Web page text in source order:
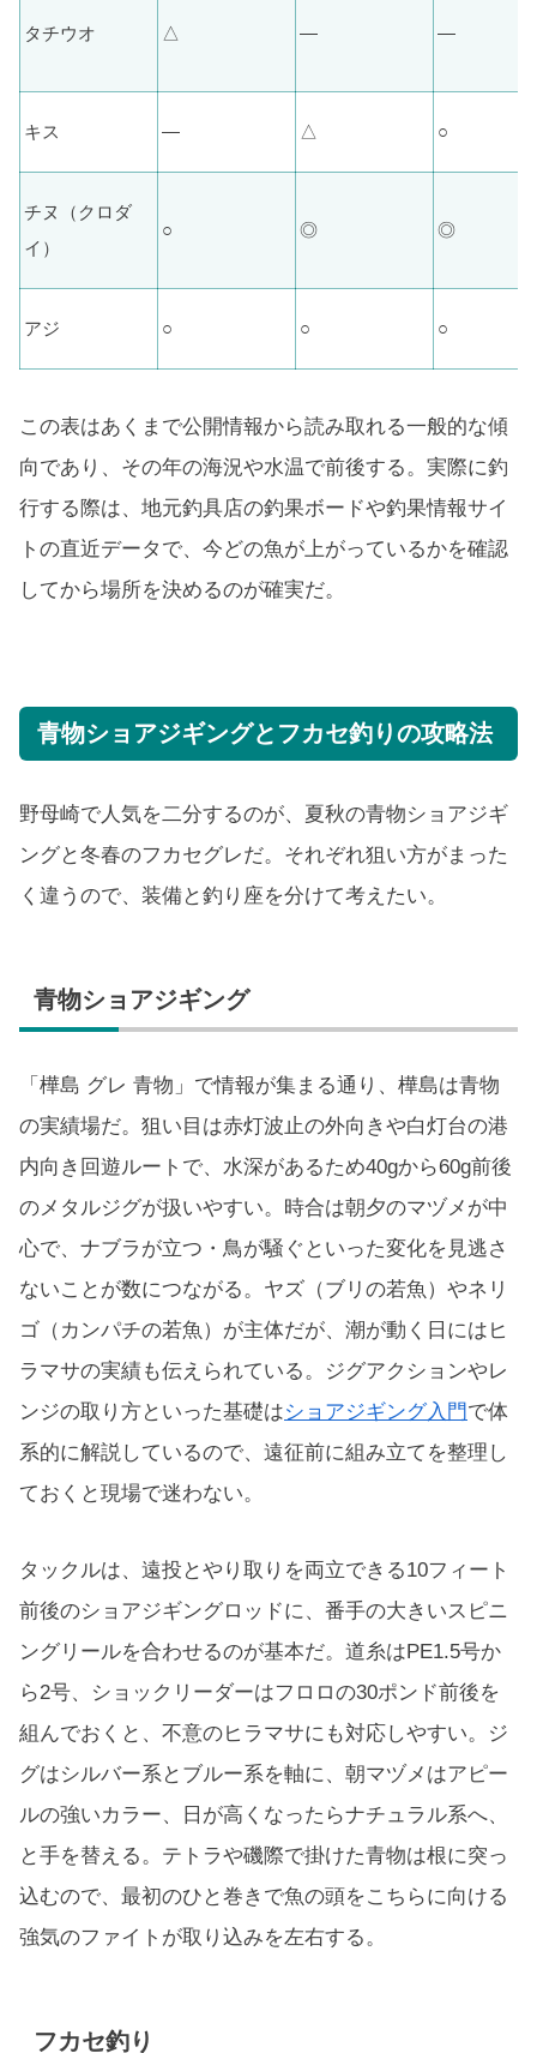
タチウオ △ — —
キス — △ ○
チヌ（クロダ
イ）
○ ◎ ◎
アジ ○ ○ ○
この表はあくまで公開情報から読み取れる一般的な傾
向であり、その年の海況や水温で前後する。実際に釣
行する際は、地元釣具店の釣果ボードや釣果情報サイ
トの直近データで、今どの魚が上がっているかを確認
してから場所を決めるのが確実だ。
青物ショアジギングとフカセ釣りの攻略法
野母崎で人気を二分するのが、夏秋の青物ショアジギ
ングと冬春のフカセグレだ。それぞれ狙い方がまった
く違うので、装備と釣り座を分けて考えたい。
青物ショアジギング
「樺島 グレ 青物」で情報が集まる通り、樺島は青物
の実績場だ。狙い目は赤灯波止の外向きや白灯台の港
内向き回遊ルートで、水深があるため40gから60g前後
のメタルジグが扱いやすい。時合は朝夕のマヅメが中
心で、ナブラが立つ・鳥が騒ぐといった変化を見逃さ
ないことが数につながる。ヤズ（ブリの若魚）やネリ
ゴ（カンパチの若魚）が主体だが、潮が動く日にはヒ
ラマサの実績も伝えられている。ジグアクションやレ
ンジの取り方といった基礎はショアジギング入門で体
系的に解説しているので、遠征前に組み立てを整理し
ておくと現場で迷わない。
タックルは、遠投とやり取りを両立できる10フィート
前後のショアジギングロッドに、番手の大きいスピニ
ングリールを合わせるのが基本だ。道糸はPE1.5号か
ら2号、ショックリーダーはフロロの30ポンド前後を
組んでおくと、不意のヒラマサにも対応しやすい。ジ
グはシルバー系とブルー系を軸に、朝マヅメはアピー
ルの強いカラー、日が高くなったらナチュラル系へ、
と手を替える。テトラや磯際で掛けた青物は根に突っ
込むので、最初のひと巻きで魚の頭をこちらに向ける
強気のファイトが取り込みを左右する。
フカセ釣り